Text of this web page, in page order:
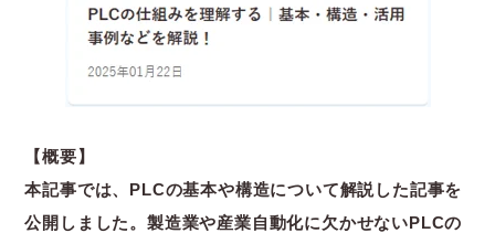
【概要】
本記事では、PLCの基本や構造について解説した記事を
公開しました。製造業や産業自動化に欠かせないPLCの